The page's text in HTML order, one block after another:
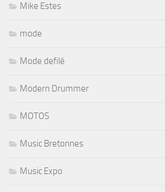
Mike Estes
mode
Mode defilé
Modern Drummer
MOTOS
Music Bretonnes
Music Expo